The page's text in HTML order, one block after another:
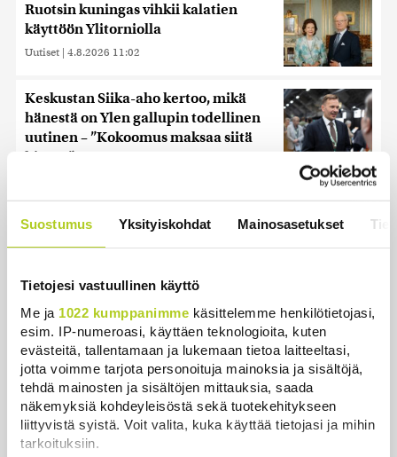
Suostumus Yksityiskohdat Mainosasetukset
Tietojesi vastuullinen käyttö
Me ja 1022 kumppanimme käsittelemme henkilötietojasi,
esim. IP-numeroasi, käyttäen teknologioita, kuten
evästeitä, tallentamaan ja lukemaan tietoa laitteeltasi,
jotta voimme tarjota personoituja mainoksia ja sisältöjä,
tehdä mainosten ja sisältöjen mittauksia, saada
näkemyksiä kohdeyleisöstä sekä tuotekehitykseen
liittyvistä syistä. Voit valita, kuka käyttää tietojasi ja mihin
tarkoituksiin.
Ruotsin kuningas vihkii kalatien
käyttöön Ylitorniolla
Uutiset | 4.8.2026 11:02
Keskustan Siika-aho kertoo, mikä
hänestä on Ylen gallupin todellinen
uutinen – ”Kokoomus maksaa siitä
hintaa”
Uusimmat
Tutkimus: Nämä kolme terveystekijää voivat lykätä
dementiaa 13 vuodella
Uutiset | 6.8.2026 21:50
Juutalainen miekkailija voitti natseille mitalin ja
kohotti kätensä Hitler-tervehdykseen – Miksi
ihmeessä?